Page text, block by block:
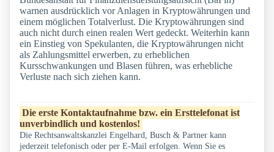
warnen ausdrücklich vor Anlagen in Kryptowährungen und
einem möglichen Totalverlust. Die Kryptowährungen sind
auch nicht durch einen realen Wert gedeckt. Weiterhin kann
ein Einstieg von Spekulanten, die Kryptowährungen nicht
als Zahlungsmittel erwerben, zu erheblichen
Kursschwankungen und Blasen führen, was erhebliche
Verluste nach sich ziehen kann.
Die erste Kontaktaufnahme bzw. ein Ersttelefonat ist
unverbindlich und kostenlos!
Die Rechtsanwaltskanzlei Engelhard, Busch & Partner kann
jederzeit telefonisch oder per E-Mail erfolgen. Wenn Sie es